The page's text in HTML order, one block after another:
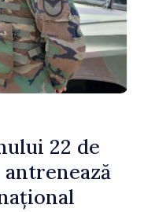
22 de